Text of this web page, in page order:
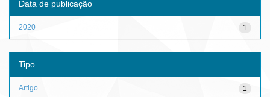
Data de publicação
1
2020
Tipo
1
Artigo